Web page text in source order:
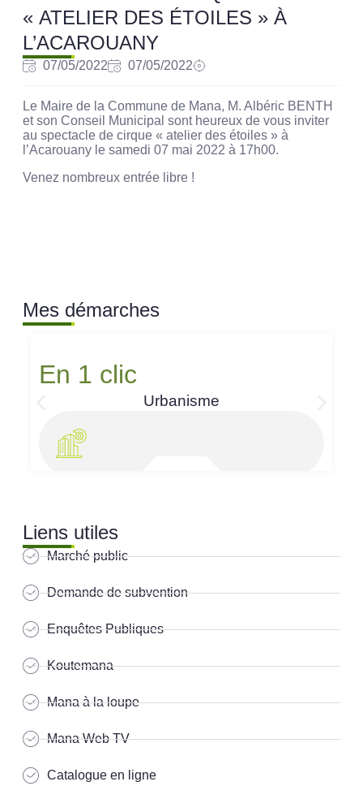
« ATELIER DES ÉTOILES » À
L’ACAROUANY
07/05/2022 07/05/2022
Le Maire de la Commune de Mana, M. Albéric BENTH
et son Conseil Municipal sont heureux de vous inviter
au spectacle de cirque « atelier des étoiles » à
l’Acarouany le samedi 07 mai 2022 à 17h00.
Venez nombreux entrée libre !
Mes démarches
En 1 clic
Urbanisme
Liens utiles
Marché public
Demande de subvention
Enquêtes Publiques
Koutemana
Mana à la loupe
Mana Web TV
Catalogue en ligne